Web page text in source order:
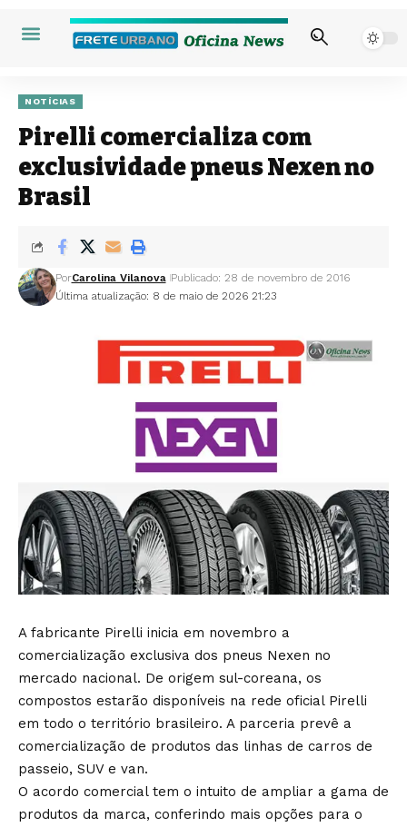
NOTÍCIAS
Pirelli comercializa com
exclusividade pneus Nexen no
Brasil
Última atualização: 8 de maio de 2026 21:23
PorCarolina Vilanova Publicado: 28 de novembro de 2016
A fabricante Pirelli inicia em novembro a
comercialização exclusiva dos pneus Nexen no
mercado nacional. De origem sul-coreana, os
compostos estarão disponíveis na rede oficial Pirelli
em todo o território brasileiro. A parceria prevê a
comercialização de produtos das linhas de carros de
passeio, SUV e van.
O acordo comercial tem o intuito de ampliar a gama de
produtos da marca, conferindo mais opções para o